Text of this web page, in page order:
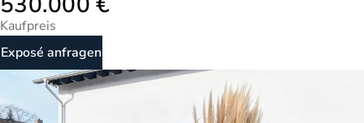
Kaufpreis
Exposé anfragen